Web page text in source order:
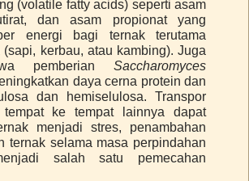
(volatile fatty acids) seperti asam
dan asam propionat yang
energi bagi ternak terutama
kerbau, atau kambing). Juga
pemberian Saccharomyces
daya cerna protein dan
dan hemiselulosa. Transpor
ke tempat lainnya dapat
menjadi stres, penambahan
ternak selama masa perpindahan
salah satu pemecahan